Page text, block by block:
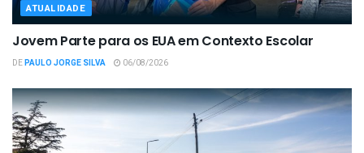
ATUALIDADE
Jovem Parte para os EUA em Contexto Escolar
DEPAULO JORGE SILVA 06/08/2026